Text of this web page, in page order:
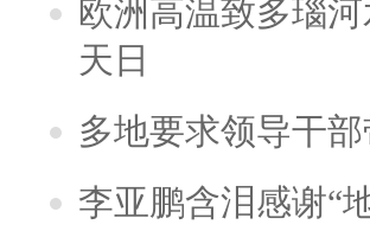
欧洲高温致多瑙
天日
多地要求领导干
李亚鹏含泪感谢“